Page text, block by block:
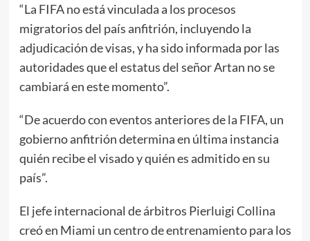
“La FIFA no está vinculada a los procesos
migratorios del país anfitrión, incluyendo la
adjudicación de visas, y ha sido informada por las
autoridades que el estatus del señor Artan no se
cambiará en este momento”.
“De acuerdo con eventos anteriores de la FIFA, un
gobierno anfitrión determina en última instancia
quién recibe el visado y quién es admitido en su
país”.
El jefe internacional de árbitros Pierluigi Collina
creó en Miami un centro de entrenamiento para los